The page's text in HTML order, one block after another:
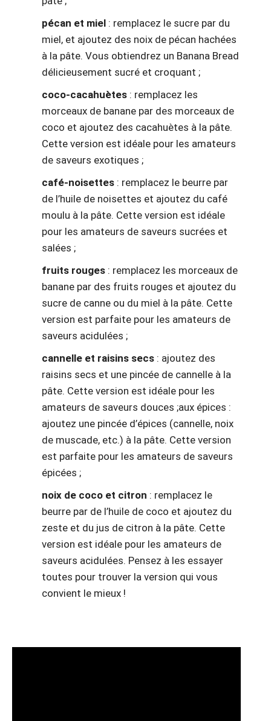
pécan et miel : remplacez le sucre par du
miel, et ajoutez des noix de pécan hachées
à la pâte. Vous obtiendrez un Banana Bread
délicieusement sucré et croquant ;
coco-cacahuètes : remplacez les
morceaux de banane par des morceaux de
coco et ajoutez des cacahuètes à la pâte.
Cette version est idéale pour les amateurs
de saveurs exotiques ;
café-noisettes : remplacez le beurre par
de l’huile de noisettes et ajoutez du café
moulu à la pâte. Cette version est idéale
pour les amateurs de saveurs sucrées et
salées ;
fruits rouges : remplacez les morceaux de
banane par des fruits rouges et ajoutez du
sucre de canne ou du miel à la pâte. Cette
version est parfaite pour les amateurs de
saveurs acidulées ;
cannelle et raisins secs : ajoutez des
raisins secs et une pincée de cannelle à la
pâte. Cette version est idéale pour les
amateurs de saveurs douces ;aux épices :
ajoutez une pincée d’épices (cannelle, noix
de muscade, etc.) à la pâte. Cette version
est parfaite pour les amateurs de saveurs
épicées ;
noix de coco et citron : remplacez le
beurre par de l’huile de coco et ajoutez du
zeste et du jus de citron à la pâte. Cette
version est idéale pour les amateurs de
saveurs acidulées. Pensez à les essayer
toutes pour trouver la version qui vous
convient le mieux !